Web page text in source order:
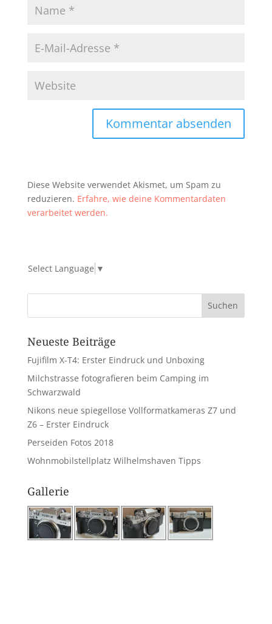
Diese Website verwendet Akismet, um Spam zu
reduzieren. Erfahre, wie deine Kommentardaten
verarbeitet werden.
Select Language ▼
Neueste Beiträge
Fujifilm X-T4: Erster Eindruck und Unboxing
Milchstrasse fotografieren beim Camping im
Schwarzwald
Nikons neue spiegellose Vollformatkameras Z7 und
Z6 – Erster Eindruck
Perseiden Fotos 2018
Wohnmobilstellplatz Wilhelmshaven Tipps
Gallerie